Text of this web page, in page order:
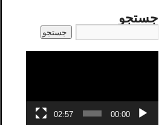
جستجو
00:00
02:57